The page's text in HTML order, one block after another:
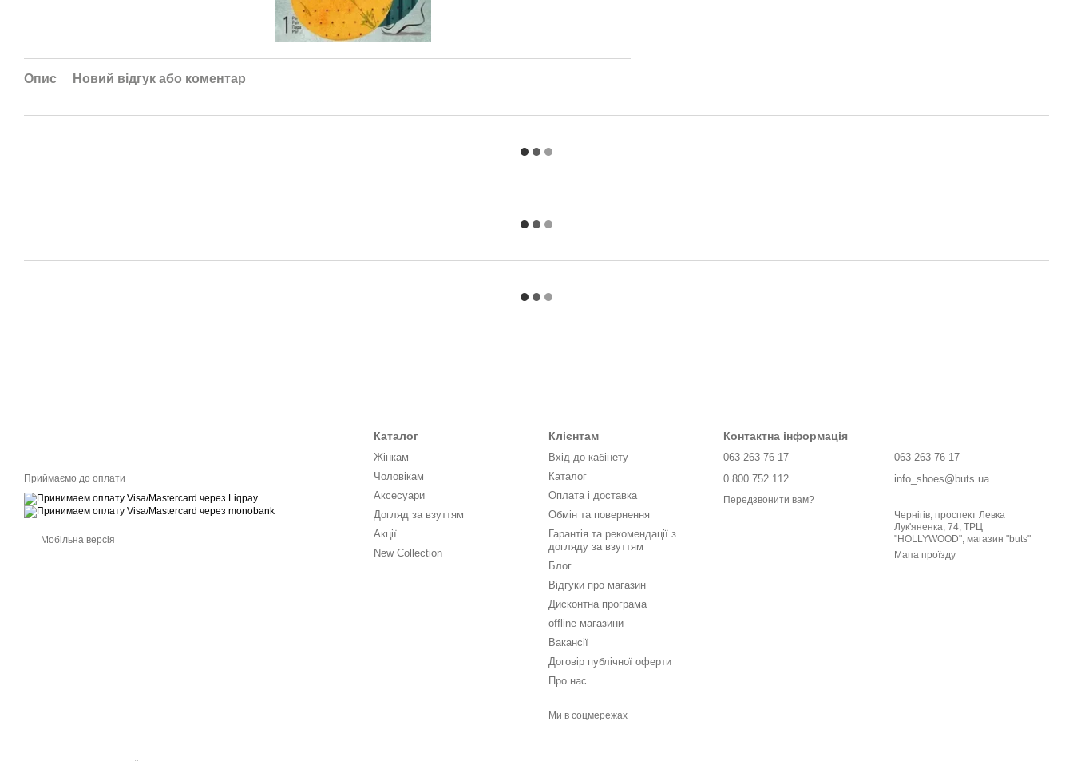
Опис Новий відгук або коментар
Приймаємо до оплати
Мобільна версія
Каталог
Жінкам
Чоловікам
Аксесуари
Догляд за взуттям
Акції
New Collection
Клієнтам
Вхід до кабінету
Каталог
Оплата і доставка
Обмін та повернення
Гарантія та рекомендації з
догляду за взуттям
Блог
Відгуки про магазин
Дисконтна програма
offline магазини
Вакансії
Договір публічної оферти
Про нас
Ми в соцмережах
Контактна інформація
063 263 76 17
0 800 752 112
Передзвонити вам?
063 263 76 17
info_shoes@buts.ua
Чернігів, проспект Левка
Лук'яненка, 74, ТРЦ
"HOLLYWOOD", магазин "buts"
Мапа проїзду